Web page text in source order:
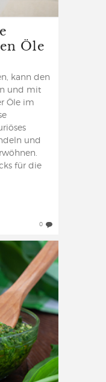
Öle
kann den
und mit
Öle im
und
für die
0